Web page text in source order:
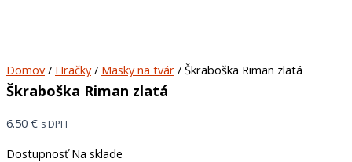
Domov/ Hračky/ Masky na tvár / Škraboška Riman zlatá
Škraboška Riman zlatá
6.50 € s DPH
Dostupnosť Na sklade